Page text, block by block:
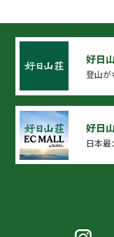
好日
登山が
好日
日本最